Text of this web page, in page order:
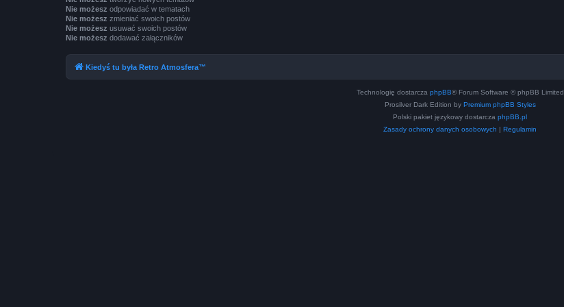
Nie możesz odpowiadać w tematach
Nie możesz zmieniać swoich postów
Nie możesz usuwać swoich postów
Nie możesz dodawać załączników
Kiedyś tu była Retro Atmosfera™
Technologię dostarcza phpBB® Forum Software © phpBB Limited
Prosilver Dark Edition by Premium phpBB Styles
Polski pakiet językowy dostarcza phpBB.pl
Zasady ochrony danych osobowych | Regulamin